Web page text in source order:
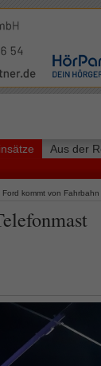
Aus der
Ford kommt von